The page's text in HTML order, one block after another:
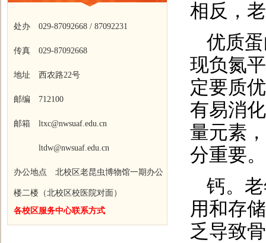
处办 029-87092668 / 87092231
传真 029-87092668
地址 西农路22号
邮编 712100
邮箱 ltxc@nwsuaf.edu.cn
ltdw@nwsuaf.edu.cn
办公地点 北校区老昆虫博物馆一期办公
楼二楼（北校区校医院对面）
各校区服务中心联系方式
相反，
优质
现负氮
定要质
有易消
量元素
分重要。
钙。
用和存
乏导致